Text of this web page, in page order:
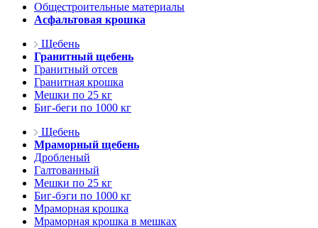
Общестроительные материалы
Асфальтовая крошка
Щебень
Гранитный щебень
Гранитный отсев
Гранитная крошка
Мешки по 25 кг
Биг-беги по 1000 кг
Щебень
Мраморный щебень
Дробленый
Галтованный
Мешки по 25 кг
Биг-бэги по 1000 кг
Мраморная крошка
Мраморная крошка в мешках